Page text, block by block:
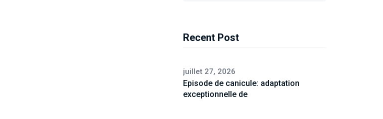
Recent Post
juillet 27, 2026
Episode de canicule: adaptation
exceptionnelle de